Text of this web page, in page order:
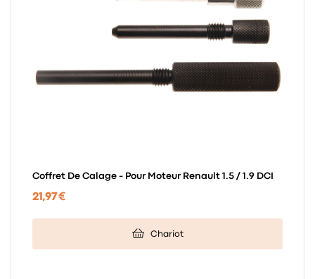
Coffret De Calage - Pour Moteur Renault 1.5 / 1.9 DCI
21,97 €
Chariot